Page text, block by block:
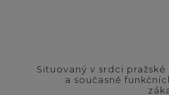
Situovaný v srdci
a současně